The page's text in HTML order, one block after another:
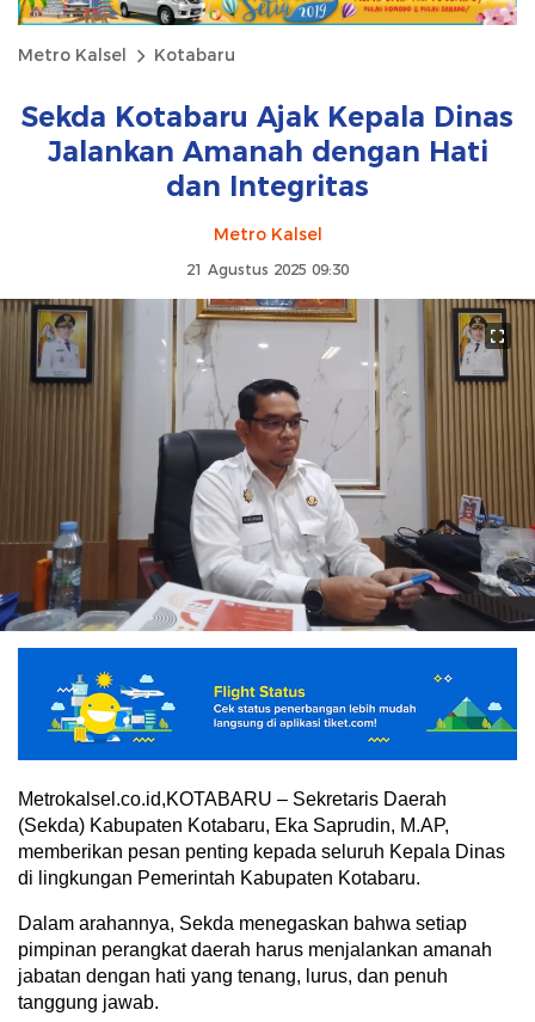
Metro Kalsel Kotabaru
Sekda Kotabaru Ajak Kepala Dinas
Jalankan Amanah dengan Hati
dan Integritas
Metro Kalsel
21 Agustus 2025 09:30
Metrokalsel.co.id,KOTABARU – Sekretaris Daerah
(Sekda) Kabupaten Kotabaru, Eka Saprudin, M.AP,
memberikan pesan penting kepada seluruh Kepala Dinas
di lingkungan Pemerintah Kabupaten Kotabaru.
Dalam arahannya, Sekda menegaskan bahwa setiap
pimpinan perangkat daerah harus menjalankan amanah
jabatan dengan hati yang tenang, lurus, dan penuh
tanggung jawab.